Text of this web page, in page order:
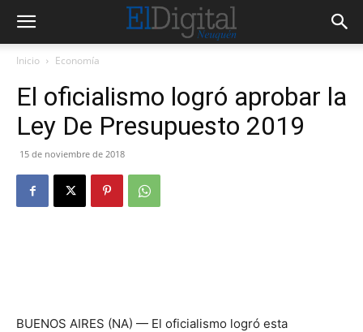
Inicio Economía
El oficialismo logró aprobar la
Ley De Presupuesto 2019
15 de noviembre de 2018
BUENOS AIRES (NA) — El oficialismo logró esta